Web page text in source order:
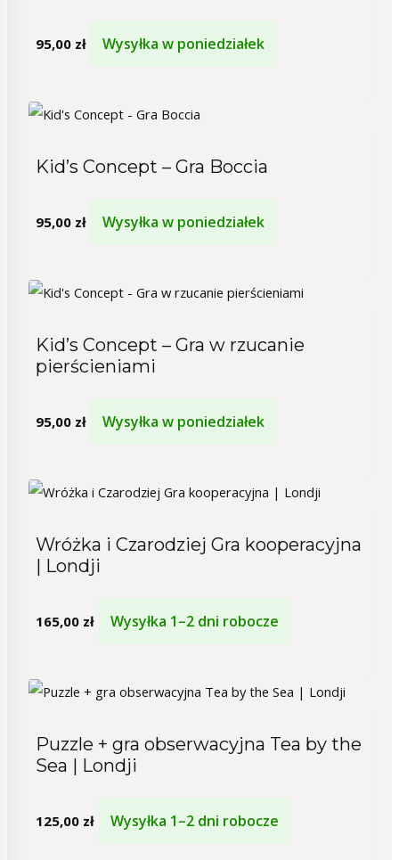
95,00 zł Wysyłka w poniedziałek
Kid’s Concept – Gra Boccia
95,00 zł Wysyłka w poniedziałek
Kid’s Concept – Gra w rzucanie
pierścieniami
95,00 zł Wysyłka w poniedziałek
Wróżka i Czarodziej Gra kooperacyjna
| Londji
165,00 zł Wysyłka 1–2 dni robocze
Puzzle + gra obserwacyjna Tea by the
Sea | Londji
125,00 zł Wysyłka 1–2 dni robocze